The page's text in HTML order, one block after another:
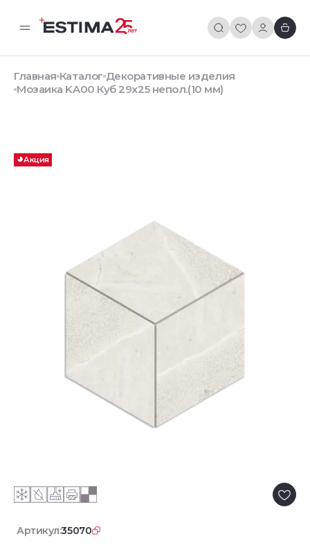
Главная Каталог Декоративные изделия
Мозаика KA00 Куб 29x25 непол.(10 мм)
Акция
Артикул:35070